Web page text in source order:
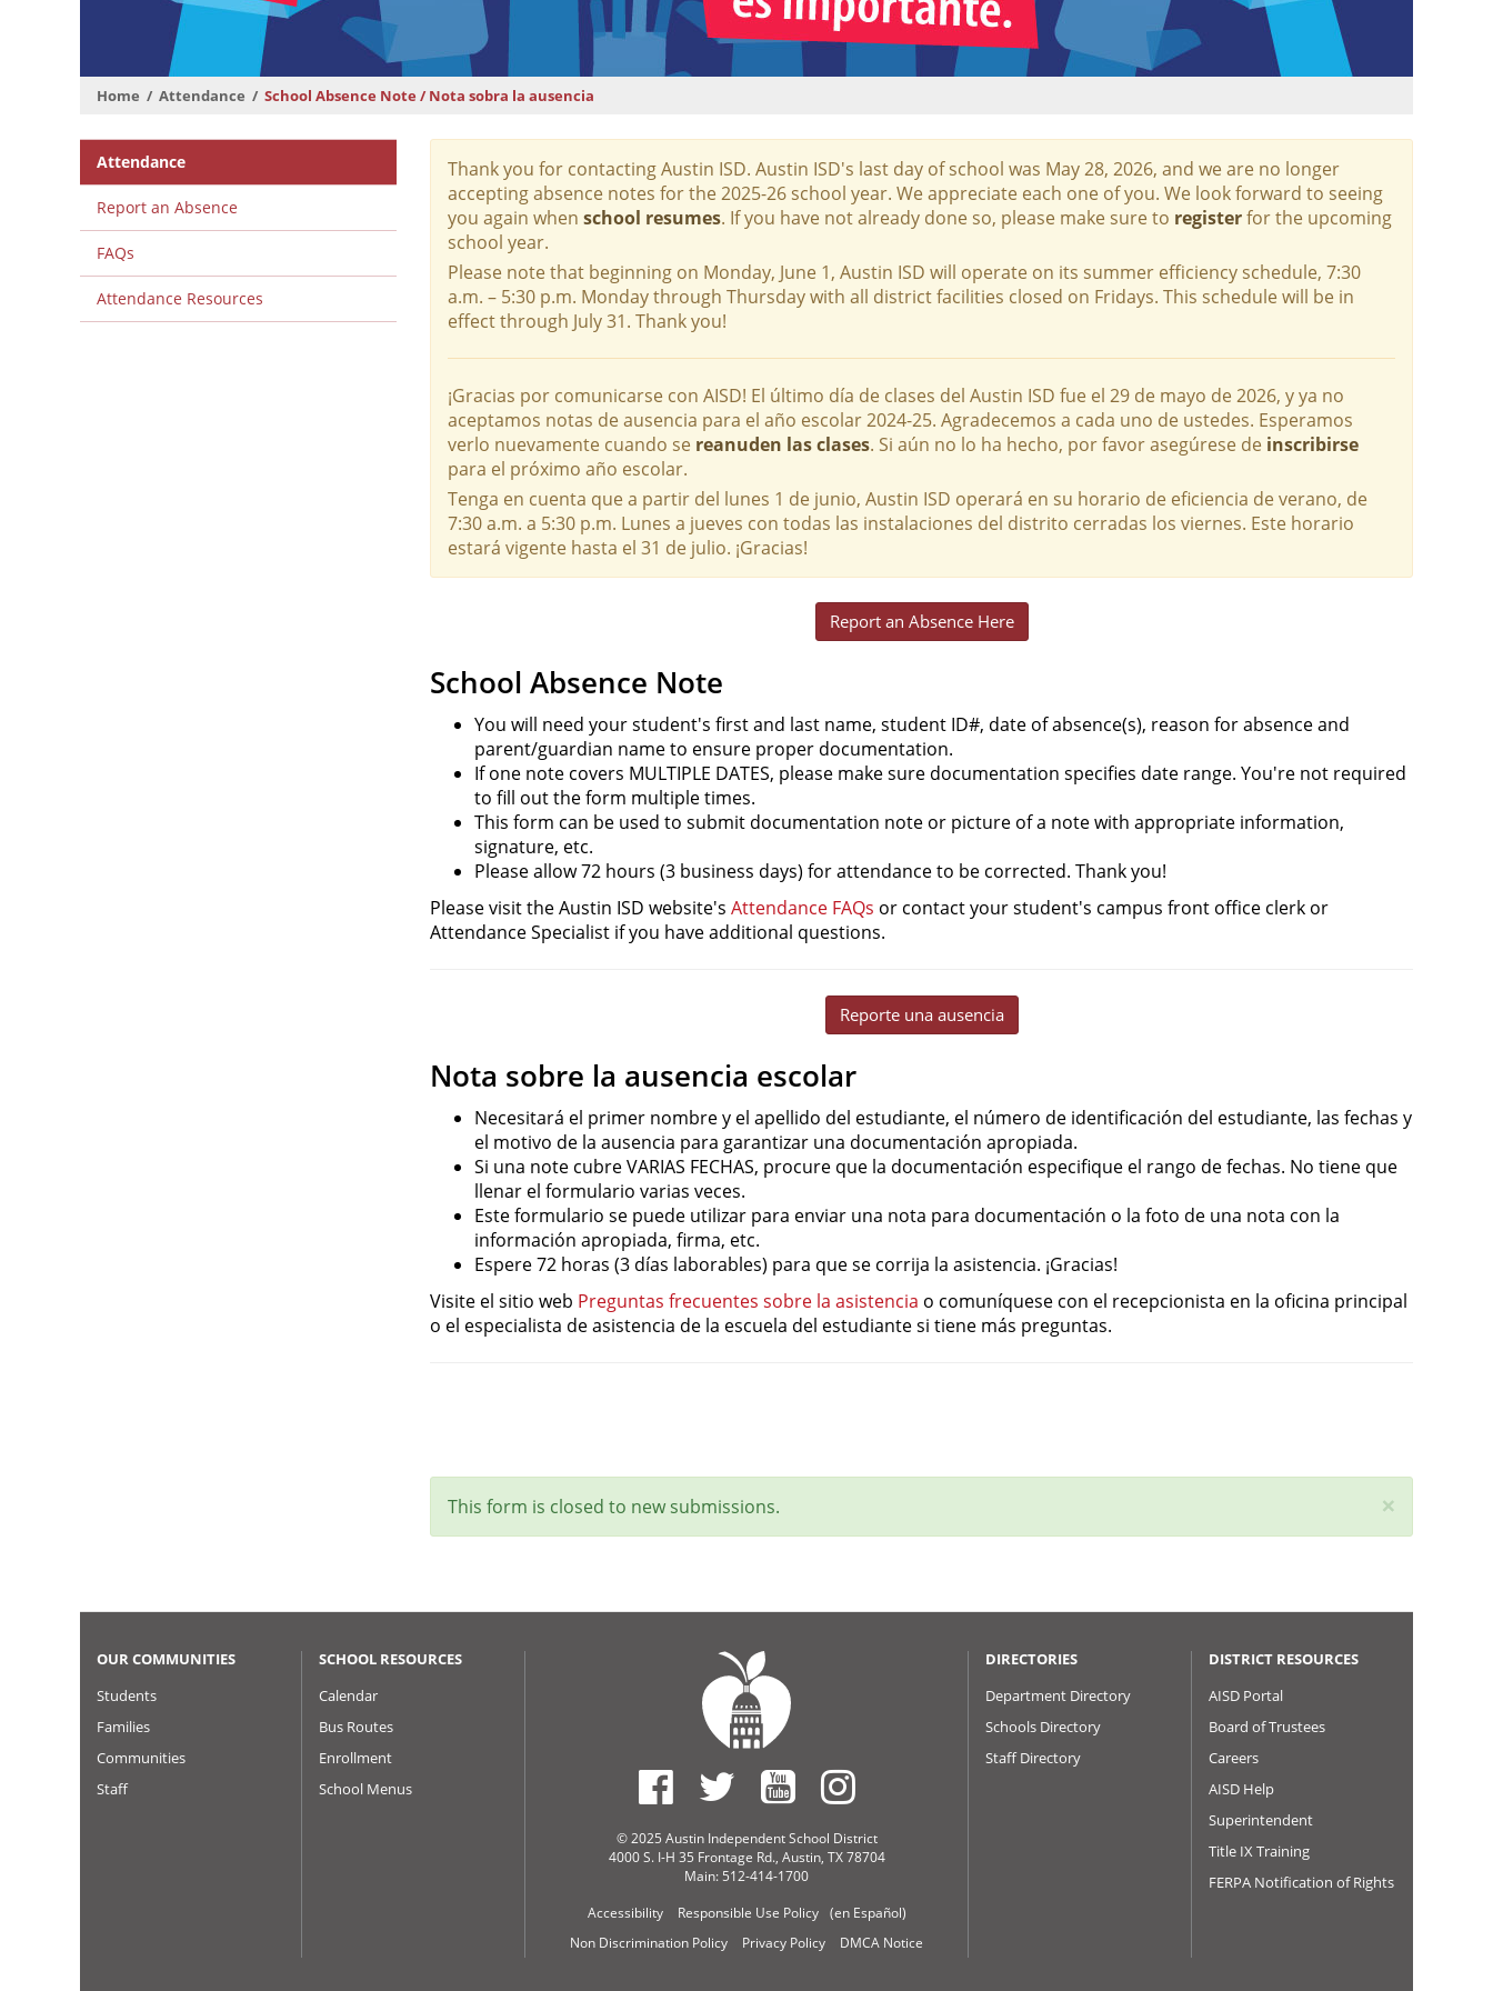
Home Attendance School Absence Note / Nota sobra la ausencia
Departmental
Menu
Attendance
Report an Absence
FAQs
Attendance Resources
Thank you for contacting Austin ISD. Austin ISD's last day of school was May 28, 2026, and we are no longer
accepting absence notes for the 2025-26 school year. We appreciate each one of you. We look forward to seeing
you again when school resumes. If you have not already done so, please make sure to registerfor the upcoming
school year.
Please note that beginning on Monday, June 1, Austin ISD will operate on its summer efficiency schedule, 7:30
a.m. – 5:30 p.m. Monday through Thursday with all district facilities closed on Fridays. This schedule will be in
effect through July 31. Thank you!
¡Gracias por comunicarse con AISD! El último día de clases del Austin ISD fue el 29 de mayo de 2026, y ya no
aceptamos notas de ausencia para el año escolar 2024-25. Agradecemos a cada uno de ustedes. Esperamos
verlo nuevamente cuando se reanuden las clases. Si aún no lo ha hecho, por favor asegúrese de inscribirse
para el próximo año escolar.
Tenga en cuenta que a partir del lunes 1 de junio, Austin ISD operará en su horario de eficiencia de verano, de
7:30 a.m. a 5:30 p.m. Lunes a jueves con todas las instalaciones del distrito cerradas los viernes. Este horario
estará vigente hasta el 31 de julio. ¡Gracias!
Report an Absence Here
School Absence Note
You will need your student's first and last name, student ID#, date of absence(s), reason for absence and
parent/guardian name to ensure proper documentation.
If one note covers MULTIPLE DATES, please make sure documentation specifies date range. You're not required
to fill out the form multiple times.
This form can be used to submit documentation note or picture of a note with appropriate information,
signature, etc.
Please allow 72 hours (3 business days) for attendance to be corrected. Thank you!
Please visit the Austin ISD website's Attendance FAQs or contact your student's campus front office clerk or
Attendance Specialist if you have additional questions.
Reporte una ausencia
Nota sobre la ausencia escolar
Necesitará el primer nombre y el apellido del estudiante, el número de identificación del estudiante, las fechas y
el motivo de la ausencia para garantizar una documentación apropiada.
Si una note cubre VARIAS FECHAS, procure que la documentación especifique el rango de fechas. No tiene que
llenar el formulario varias veces.
Este formulario se puede utilizar para enviar una nota para documentación o la foto de una nota con la
información apropiada, firma, etc.
Espere 72 horas (3 días laborables) para que se corrija la asistencia. ¡Gracias!
Visite el sitio web Preguntas frecuentes sobre la asistencia o comuníquese con el recepcionista en la oficina principal
o el especialista de asistencia de la escuela del estudiante si tiene más preguntas.
×
Status
message
This form is closed to new submissions.
OUR COMMUNITIES
Students
Families
Communities
Staff
SCHOOL RESOURCES
Calendar
Bus Routes
Enrollment
School Menus
DIRECTORIES
Department Directory
Schools Directory
Staff Directory
DISTRICT RESOURCES
AISD Portal
Board of Trustees
Careers
AISD Help
Superintendent
Title IX Training
FERPA Notification of Rights
© 2025 Austin Independent School District
4000 S. I-H 35 Frontage Rd., Austin, TX 78704
Main: 512-414-1700
Accessibility
Responsible Use Policy
(en Español)
Non Discrimination Policy
Privacy Policy DMCA Notice